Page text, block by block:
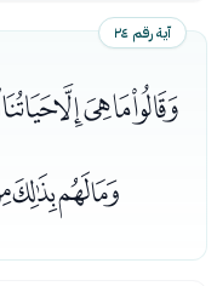
آية رقم ٢٤